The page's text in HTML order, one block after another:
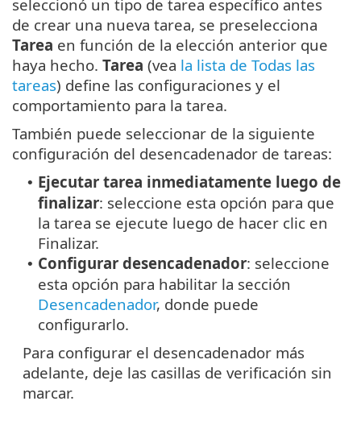
seleccionó un tipo de tarea específico antes
de crear una nueva tarea, se preselecciona
Tarea en función de la elección anterior que
haya hecho. Tarea (vea la lista de Todas las
tareas) define las configuraciones y el
comportamiento para la tarea.
También puede seleccionar de la siguiente
configuración del desencadenador de tareas:
• Ejecutar tarea inmediatamente luego de
finalizar: seleccione esta opción para que
la tarea se ejecute luego de hacer clic en
Finalizar.
• Configurar desencadenador: seleccione
esta opción para habilitar la sección
Desencadenador, donde puede
configurarlo.
Para configurar el desencadenador más
adelante, deje las casillas de verificación sin
marcar.